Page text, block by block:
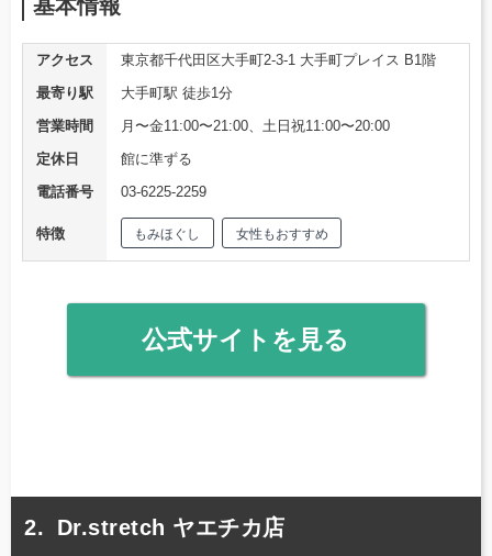
基本情報
アクセス
東京都千代田区大手町2-3-1 大手町プレイス B1階
最寄り駅
大手町駅 徒歩1分
営業時間
月〜金11:00〜21:00、土日祝11:00〜20:00
定休日
館に準ずる
電話番号
03-6225-2259
特徴 もみほぐし 女性もおすすめ
公式サイトを見る
Dr.stretch ヤエチカ店